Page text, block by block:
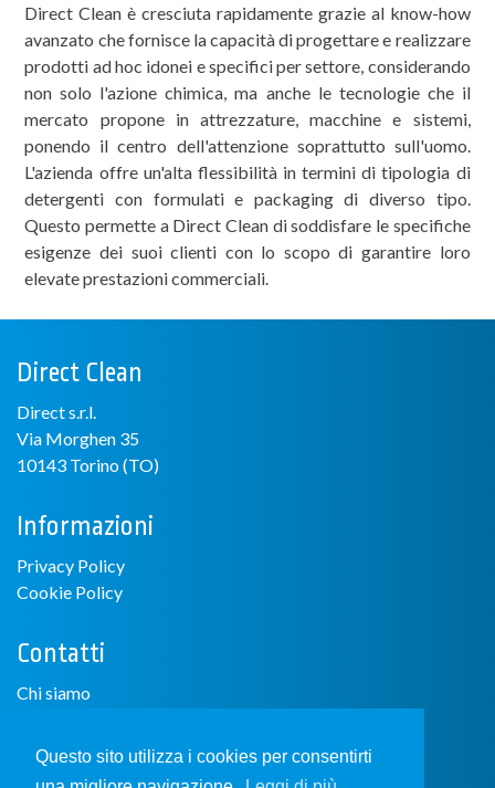
Questo sito utilizza i cookies per consentirti
Direct Clean è cresciuta rapidamente grazie al know-how
avanzato che fornisce la capacità di progettare e realizzare
prodotti ad hoc idonei e specifici per settore, considerando
non solo l'azione chimica, ma anche le tecnologie che il
mercato propone in attrezzature, macchine e sistemi,
ponendo il centro dell'attenzione soprattutto sull'uomo.
L'azienda offre un'alta flessibilità in termini di tipologia di
detergenti con formulati e packaging di diverso tipo.
Questo permette a Direct Clean di soddisfare le specifiche
esigenze dei suoi clienti con lo scopo di garantire loro
elevate prestazioni commerciali.
Direct Clean
Direct s.r.l.
Via Morghen 35
10143 Torino (TO)
Informazioni
Privacy Policy
Cookie Policy
Contatti
Chi siamo
info@directclean.it